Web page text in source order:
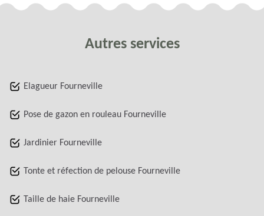
Autres services
Elagueur Fourneville
Pose de gazon en rouleau Fourneville
Jardinier Fourneville
Tonte et réfection de pelouse Fourneville
Taille de haie Fourneville